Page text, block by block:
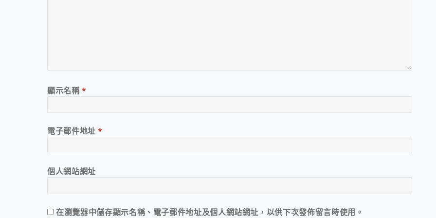
顯示名稱*
電子郵件地址*
個人網站網址
在瀏覽器中儲存顯示名稱、電子郵件地址及個人網站網址，以供下次發佈留言時使用。